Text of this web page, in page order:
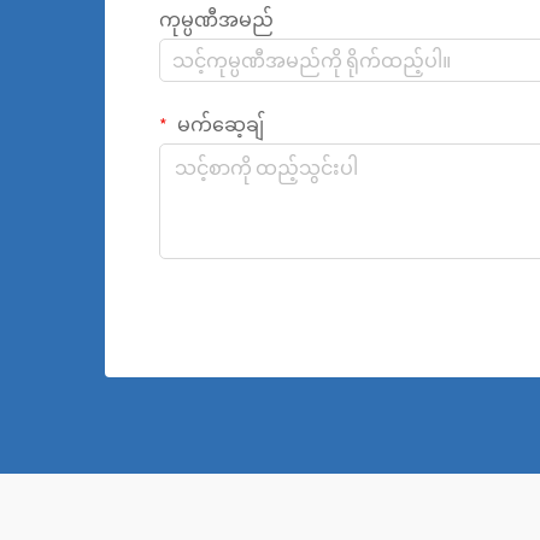
ကုမ္ပဏီအမည်
မက်ဆေ့ချ်